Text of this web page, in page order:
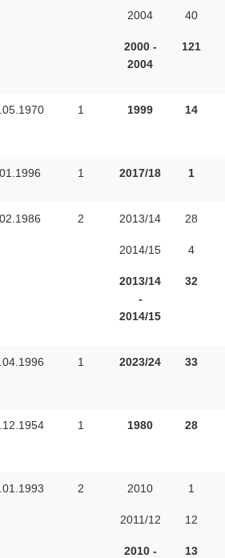
2004
2000 -
2004
40
121
1 1999 14
1 2017/18 1
2 2013/14
2014/15
2013/14
-
2014/15
28
4
32
1 2023/24 33
1 1980 28
2 2010
2011/12
2010 -
1
12
13